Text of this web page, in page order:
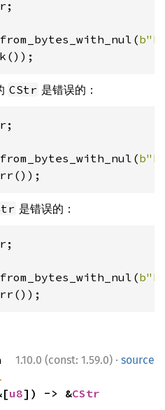
CStr 是错误的：
是错误的：
1.10.0 (const: 1.59.0) · source
u8]) -> &CStr